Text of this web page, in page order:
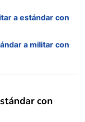
a estándar con
a militar con
con